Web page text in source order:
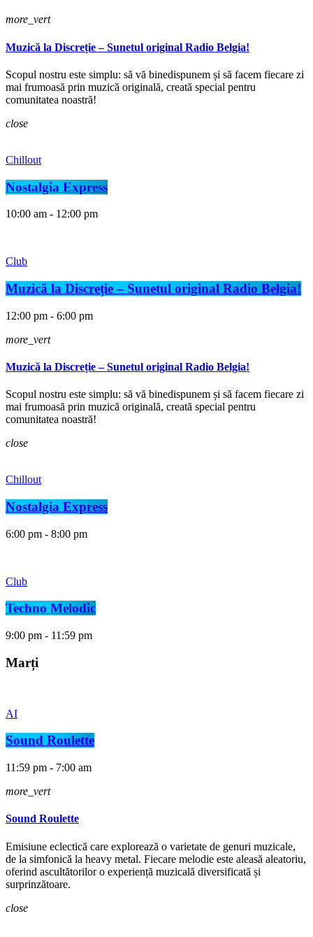
more_vert
Muzică la Discreție – Sunetul original Radio Belgia!
Scopul nostru este simplu: să vă binedispunem și să facem fiecare zi
mai frumoasă prin muzică originală, creată special pentru
comunitatea noastră!
close
Chillout
Nostalgia Express
10:00 am - 12:00 pm
Club
Muzică la Discreție – Sunetul original Radio Belgia!
12:00 pm - 6:00 pm
more_vert
Muzică la Discreție – Sunetul original Radio Belgia!
Scopul nostru este simplu: să vă binedispunem și să facem fiecare zi
mai frumoasă prin muzică originală, creată special pentru
comunitatea noastră!
close
Chillout
Nostalgia Express
6:00 pm - 8:00 pm
Club
Techno Melodic
9:00 pm - 11:59 pm
Marți
AI
Sound Roulette
11:59 pm - 7:00 am
more_vert
Sound Roulette
Emisiune eclectică care explorează o varietate de genuri muzicale,
de la simfonică la heavy metal. Fiecare melodie este aleasă aleatoriu,
oferind ascultătorilor o experiență muzicală diversificată și
surprinzătoare.
close